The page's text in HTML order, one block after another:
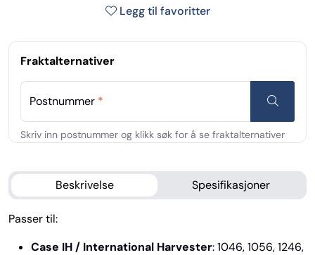
Legg til favoritter
Fraktalternativer
Postnummer *
Beskrivelse Spesifikasjoner
Passer til:
Case IH / International Harvester: 1046, 1056, 1246,